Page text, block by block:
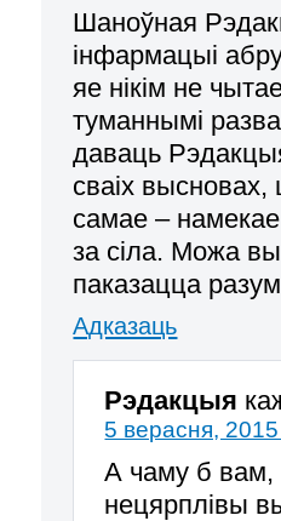
Шаноўная
інфармацыі
яе нікім не
туманнымі
даваць
сваіх
самае –
за сіла. Можа
паказацца
Адказаць
Рэдакцыя
5 верасня,
А чаму б вам,
нецярплівы